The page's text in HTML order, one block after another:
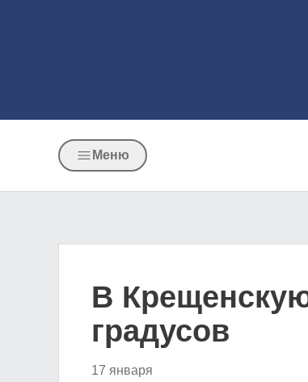
Меню
В
градусов
17 января